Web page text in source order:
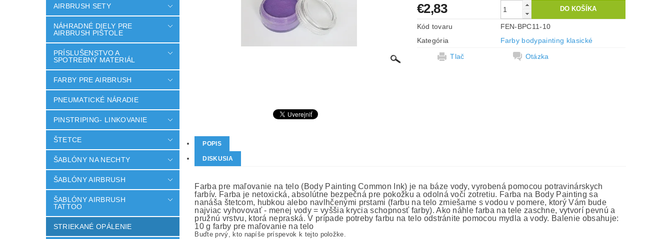
AIRBRUSH SETY
NÁHRADNÉ DIELY PRE
AIRBRUSH PIŠTOLE
PRÍSLUŠENSTVO A
SPOTREBNÝ MATERIÁL
FARBY PRE AIRBRUSH
PNEUMATICKÉ NÁRADIE
PINSTRIPING- LINKOVANIE
ŠTETCE
ŠABLÓNY NA NECHTY
ŠABLÓNY AIRBRUSH
ŠABLÓNY AIRBRUSH
TATTOO
STRIEKANÉ OPÁLENIE
€2,83
Kód tovaru
FEN-BPC11-10
Kategória
Farby bodypainting klasické
Tlač
Otázka
POPIS
DISKUSIA
Farba pre maľovanie na telo (Body Painting Common Ink) je na báze vody, vyrobená pomocou potravinárskych
farbív. Farba je netoxická, absolútne bezpečná pre pokožku a odolná voči zotretiu. Farba na Body Painting sa
nanáša štetcom, hubkou alebo navlhčenými prstami (farbu na telo zmiešame s vodou v pomere, ktorý Vám bude
najviac vyhovovať - menej vody = vyššia krycia schopnosť farby). Ako náhle farba na tele zaschne, vytvorí pevnú a
pružnú vrstvu, ktorá nepraská. V prípade potreby farbu na telo odstránite pomocou mydla a vody. Balenie obsahuje:
10 g farby pre maľovanie na telo
Buďte prvý, kto napíše príspevok k tejto položke.